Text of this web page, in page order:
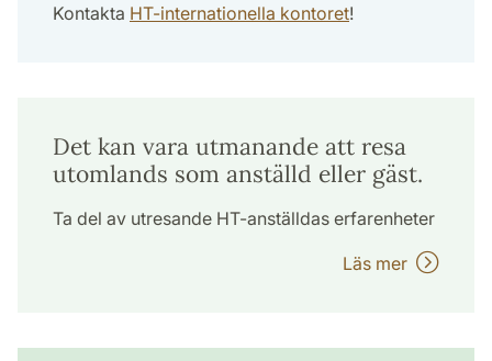
Kontakta HT-internationella kontoret!
Det kan vara utmanande att resa
utomlands som anställd eller gäst.
Ta del av utresande HT-anställdas erfarenheter
Läs mer